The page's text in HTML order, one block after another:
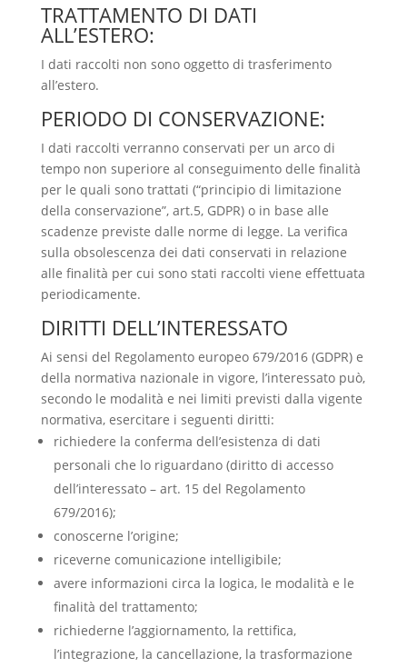
TRATTAMENTO DI DATI
ALL’ESTERO:
I dati raccolti non sono oggetto di trasferimento
all’estero.
PERIODO DI CONSERVAZIONE:
I dati raccolti verranno conservati per un arco di
tempo non superiore al conseguimento delle finalità
per le quali sono trattati (“principio di limitazione
della conservazione”, art.5, GDPR) o in base alle
scadenze previste dalle norme di legge. La verifica
sulla obsolescenza dei dati conservati in relazione
alle finalità per cui sono stati raccolti viene effettuata
periodicamente.
DIRITTI DELL’INTERESSATO
Ai sensi del Regolamento europeo 679/2016 (GDPR) e
della normativa nazionale in vigore, l’interessato può,
secondo le modalità e nei limiti previsti dalla vigente
normativa, esercitare i seguenti diritti:
richiedere la conferma dell’esistenza di dati
personali che lo riguardano (diritto di accesso
dell’interessato – art. 15 del Regolamento
679/2016);
conoscerne l’origine;
riceverne comunicazione intelligibile;
avere informazioni circa la logica, le modalità e le
finalità del trattamento;
richiederne l’aggiornamento, la rettifica,
l’integrazione, la cancellazione, la trasformazione